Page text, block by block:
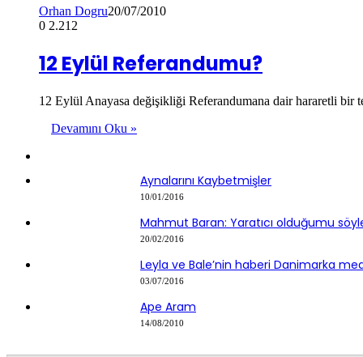
Orhan Dogru20/07/2010
0 2.212
12 Eylül Referandumu?
12 Eylül Anayasa değişikliği Referandumana dair hararetli
Devamını Oku »
Aynalarını Kaybetmişler
10/01/2016
Mahmut Baran: Yaratıcı olduğumu
20/02/2016
Leyla ve Bale’nin haberi Danimarka
03/07/2016
Ape Aram
14/08/2010